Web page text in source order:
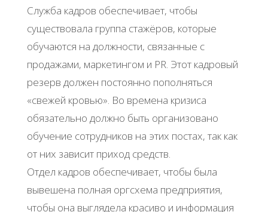
Служба кадров обеспечивает, чтобы
существовала группа стажёров, которые
обучаются на должности, связанные с
продажами, маркетингом и PR. Этот кадровый
резерв должен постоянно пополняться
«свежей кровью». Во времена кризиса
обязательно должно быть организовано
обучение сотрудников на этих постах, так как
от них зависит приход средств.
Отдел кадров обеспечивает, чтобы была
вывешена полная оргсхема предприятия,
чтобы она выглядела красиво и информация